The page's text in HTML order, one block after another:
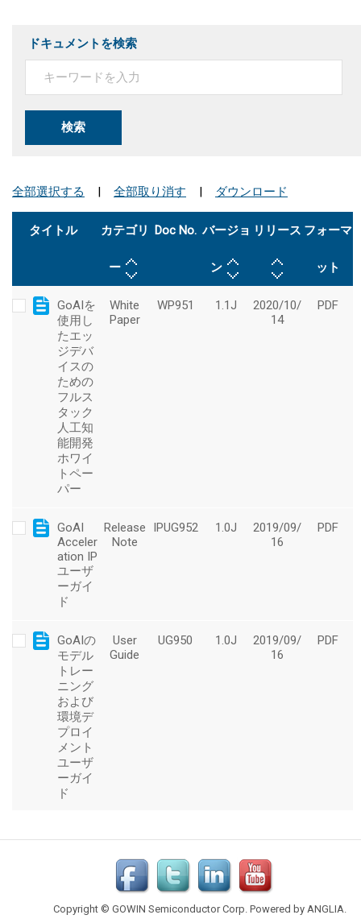
ドキュメントを検索
検索
Copyright © GOWIN Semiconductor Corp. Powered by ANGLIA.